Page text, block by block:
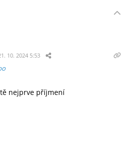
10. 2024 5:53
nejprve příjmení